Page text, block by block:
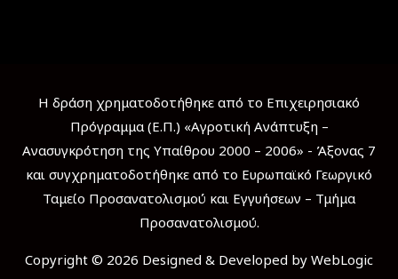
Η δράση χρηματοδοτήθηκε από το Επιχειρησιακό
Πρόγραμμα (Ε.Π.) «Αγροτική Ανάπτυξη –
Ανασυγκρότηση της Υπαίθρου 2000 – 2006» - Άξονας 7
και συγχρηματοδοτήθηκε από το Ευρωπαϊκό Γεωργικό
Ταμείο Προσανατολισμού και Εγγυήσεων – Τμήμα
Προσανατολισμού.
Copyright © 2026 Designed & Developed by WebLogic